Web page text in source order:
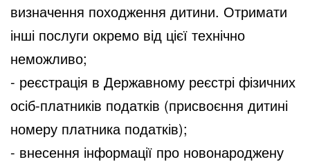
визначення походження дитини. Отримати
інші послуги окремо від цієї технічно
неможливо;
- реєстрація в Державному реєстрі фізичних
осіб-платників податків (присвоєння дитині
номеру платника податків);
- внесення інформації про новонароджену